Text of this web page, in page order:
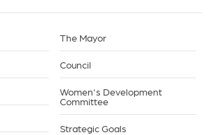
The Mayor
Council
Women's Development
Committee
Strategic Goals